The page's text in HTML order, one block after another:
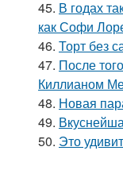
45. В годах
как Софи
46. Торт без
47. После
Киллианом
48. Новая
49.
50. Это